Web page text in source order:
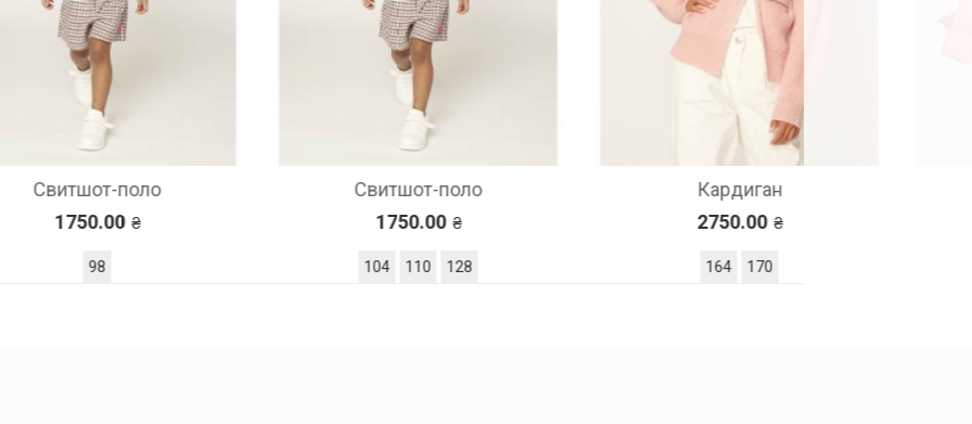
Свитшот-поло
1750.00
98
Свитшот-поло
1750.00
104 110 128
Кардиган
2750.00
164 170